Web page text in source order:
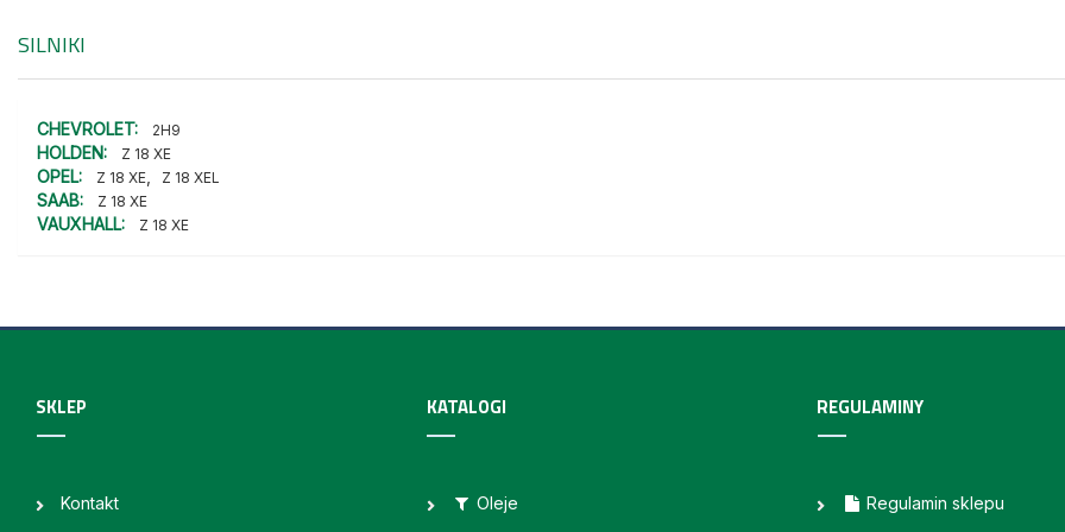
SILNIKI
CHEVROLET: 2H9
HOLDEN: Z 18 XE
OPEL: Z 18 XE Z 18 XEL
SAAB: Z 18 XE
VAUXHALL: Z 18 XE
SKLEP
Kontakt
KATALOGI
Oleje
REGULAMINY
Regulamin sklepu